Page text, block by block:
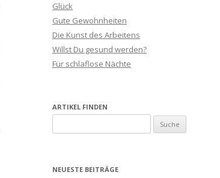
Glück
Gute Gewohnheiten
Die Kunst des Arbeitens
Willst Du gesund werden?
Für schlaflose Nächte
ARTIKEL FINDEN
u
h
NEUESTE BEITRÄGE